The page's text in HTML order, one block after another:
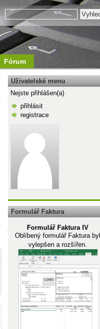
Fórum
Uživatelské menu
Nejste přihlášen(a)
přihlásit
registrace
Formulář Faktura
Formulář Faktura IV
Oblíbený formulář Faktura byl
vylepšen a rozšířen.